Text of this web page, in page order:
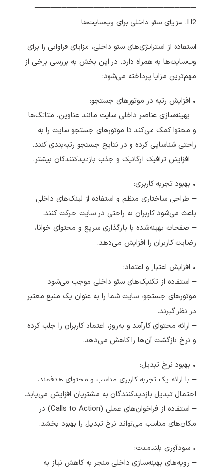
──────────────────────────────
H2: مزایای سئو داخلی برای وب‌سایت‌ها
استفاده از استراتژی‌های سئو داخلی، مزایای فراوانی را برای
وب‌سایت‌ها به همراه دارد. در این بخش به بررسی برخی از
مهم‌ترین مزایا پرداخته می‌شود:
• افزایش رتبه در موتورهای جستجو:
– بهینه‌سازی عناصر داخلی سایت مانند عناوین، متاتگ‌ها
و محتوا کمک می‌کند تا موتورهای جستجو سایت را به
راحتی شناسایی کرده و در نتایج جستجو رتبه‌بندی کنند.
– افزایش ترافیک ارگانیک و جذب بازدیدکنندگان بیشتر.
• بهبود تجربه کاربری:
– طراحی ساختاری منظم و استفاده از لینک‌های داخلی
باعث می‌شود کاربران به راحتی در سایت حرکت کنند.
– صفحات بهینه‌شده با بارگذاری سریع و محتوای خوانا،
رضایت کاربران را افزایش می‌دهد.
• افزایش اعتبار و اعتماد:
– استفاده از تکنیک‌های سئو داخلی موجب می‌شود
موتورهای جستجو، سایت شما را به عنوان یک منبع معتبر
در نظر گیرند.
– ارائه محتوای کارآمد و به‌روز، اعتماد کاربران را جلب کرده
و نرخ بازگشت آن‌ها را کاهش می‌دهد.
• بهبود نرخ تبدیل:
– با ارائه یک تجربه کاربری مناسب و محتوای هدفمند،
احتمال تبدیل بازدیدکنندگان به مشتریان افزایش می‌یابد.
– استفاده از فراخوان‌های عملی (Calls to Action) در
مکان‌های مناسب می‌تواند نرخ تبدیل را بهبود بخشد.
• سودآوری بلندمدت:
– رویه‌های بهینه‌سازی داخلی منجر به کاهش نیاز به